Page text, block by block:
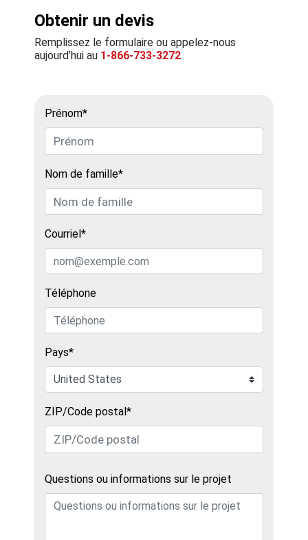
Obtenir un devis
Remplissez le formulaire ou appelez-nous
aujourd’hui au 1-866-733-3272
Prénom*
Nom de famille*
Courriel*
Téléphone
Pays*
ZIP/Code postal*
Questions ou informations sur le projet